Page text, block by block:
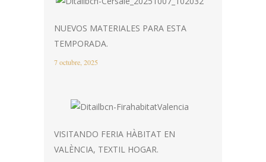
NUEVOS MATERIALES PARA ESTA
TEMPORADA.
7 octubre, 2025
VISITANDO FERIA HÀBITAT EN
VALÈNCIA, TEXTIL HOGAR.